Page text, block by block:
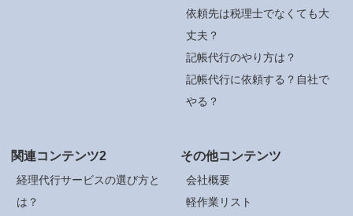
依頼先は税理士でなくても大
丈夫？
記帳代行のやり方は？
記帳代行に依頼する？自社で
やる？
関連コンテンツ2
経理代行サービスの選び方と
は？
その他コンテンツ
会社概要
軽作業リスト